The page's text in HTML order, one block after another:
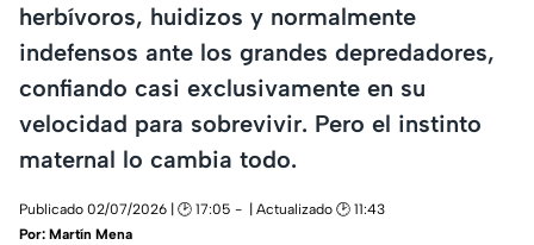
herbívoros, huidizos y normalmente
indefensos ante los grandes depredadores,
confiando casi exclusivamente en su
velocidad para sobrevivir. Pero el instinto
maternal lo cambia todo.
Publicado 02/07/2026 | 🕑 17:05
| Actualizado 🕑 11:43
Por: Martín Mena